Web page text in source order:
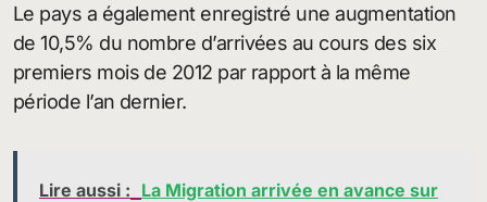
Le pays a également enregistré une augmentation
de 10,5% du nombre d’arrivées au cours des six
premiers mois de 2012 par rapport à la même
période l’an dernier.
Lire aussi : La Migration arrivée en avance sur